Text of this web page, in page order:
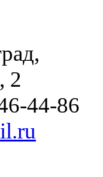
2
44-86